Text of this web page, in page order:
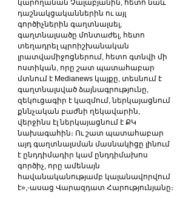
կարողանան Չալաբյանին, հետո նաև
դաշնակցականներին ու այլ
գործիչներին գաղտնալսել,
գաղտնալսածը մոնտաժել, հետո
տեղադրել պրոիշխանական
լրատվամիջոցներում, հետո գտնվի մի
ոստիկան, որը շատ պատահաբար
մտնում է Medianews կայքը, տեսնում է
գաղտնալսված ձայնագրությունը,
զեկուցագիր է կազմում, ներկայացնում
քննչական բաժնի ղեկավարին,
վերջինս էլ ներկայացնում է ՔԿ
նախագահին։ Ու շատ պատահաբար
այդ գաղտնալսման մասնակիցը լինում
է ընդդիմադիր կամ ընդդիմախոս
գործիչ, որը ամենայն
հավանականությամբ կալանավորվում
է»,-ասաց Վարազդատ Հարությունյանը։